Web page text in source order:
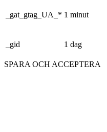
_gat_gtag_UA_* 1 minut
_gid 1 dag
SPARA OCH ACCEPTERA